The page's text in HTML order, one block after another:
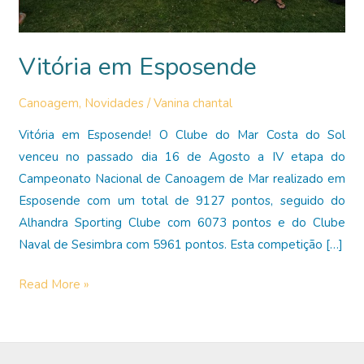
Vitória em Esposende
Canoagem, Novidades /Vanina chantal
Vitória em Esposende! O Clube do Mar Costa do Sol
venceu no passado dia 16 de Agosto a IV etapa do
Campeonato Nacional de Canoagem de Mar realizado em
Esposende com um total de 9127 pontos, seguido do
Alhandra Sporting Clube com 6073 pontos e do Clube
Naval de Sesimbra com 5961 pontos. Esta competição […]
Vitória
Read More »